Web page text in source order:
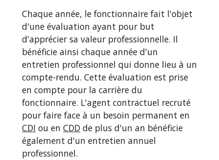
Chaque année, le fonctionnaire fait l'objet
d'une évaluation ayant pour but
d'apprécier sa valeur professionnelle. Il
bénéficie ainsi chaque année d'un
entretien professionnel qui donne lieu à un
compte-rendu. Cette évaluation est prise
en compte pour la carrière du
fonctionnaire. L'agent contractuel recruté
pour faire face à un besoin permanent en
CDI ou en CDD de plus d'un an bénéficie
également d'un entretien annuel
professionnel.